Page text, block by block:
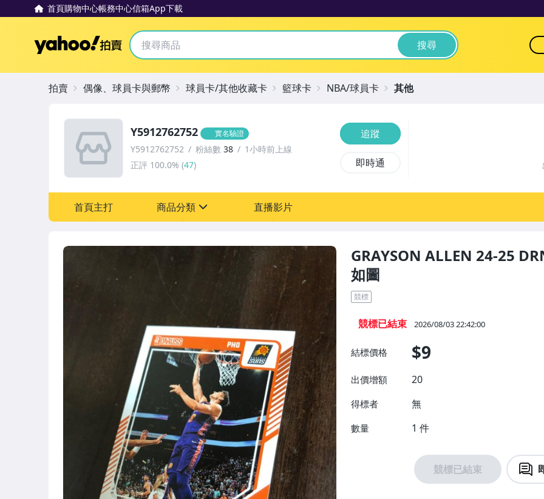
首頁購物中心帳務中心信箱App下載
Yahoo拍賣 搜尋
GRAYSON ALLEN 24-25
如圖
競標
競標已結束 2026/08/03 22:42:00
結標價格 $9
出價增額 20
得標者 無
數量 1 件
競標已結束
Y5912762752 實名驗證
Y5912762752 粉絲數 38
1小時前上線
正評 100.0% (47)
追蹤
即時通
首頁主打 商品分類 直播影片
拍賣 偶像、球員卡與郵幣 球員卡/其他收藏卡 籃球卡 NBA/球員卡 其他